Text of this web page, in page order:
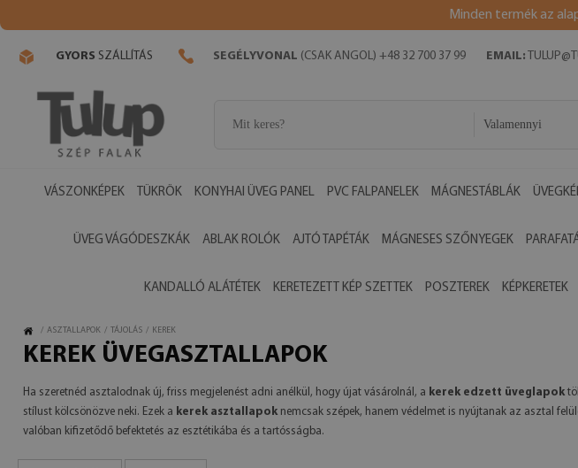
Minden termék az
GYORS SZÁLLÍTÁS SEGÉLYVONAL (CSAK ANGOL) +48 32 700 37 99 EMAIL:
Valamennyi
VÁSZONKÉPEK TÜKRÖK KONYHAI ÜVEG PANEL PVC FALPANELEK MÁGNESTÁBLÁK
ÜVEG VÁGÓDESZKÁK ABLAK ROLÓK AJTÓ TAPÉTÁK MÁGNESES SZŐNYEGEK
KANDALLÓ ALÁTÉTEK KERETEZETT KÉP SZETTEK POSZTEREK KÉPKERETEK
/ ASZTALLAPOK / TÁJOLÁS / KEREK
KEREK ÜVEGASZTALLAPOK
Ha szeretnéd asztalodnak új, friss megjelenést adni anélkül, hogy újat vásárolnál, a kerek edzett üveglapok
stílust kölcsönözve neki. Ezek a kerek asztallapok nemcsak szépek, hanem védelmet is nyújtanak az asztal
valóban kifizetődő befektetés az esztétikába és a tartósságba.